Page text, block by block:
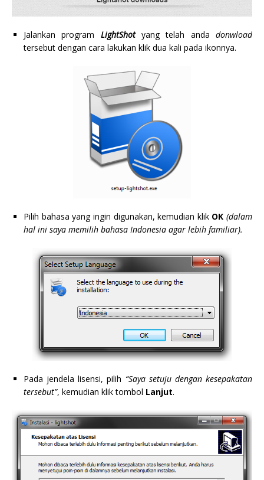
Jalankan program LightShotyang telah andadonwload
tersebut dengan cara lakukan klik dua kali pada ikonnya.
Pilih bahasa yang ingin digunakan, kemudian klik OK (dalam
hal ini saya memilih bahasa Indonesia agar lebih familiar).
Pada jendela lisensi, pilih “Saya setuju dengan kesepakatan
tersebut”, kemudian klik tombol Lanjut.